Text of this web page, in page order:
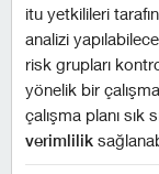
i̇tu yetkilileri
analizi
risk grupları
yönelik bir
çalışma planı sık
verimlilik